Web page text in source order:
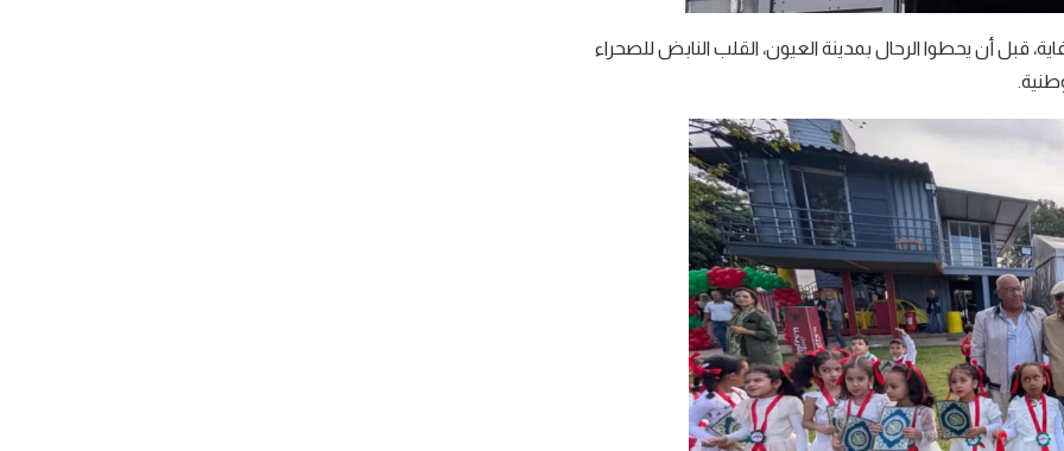
قبل أن يحطوا الرحال بمدينة العيون، القلب النابض للصحراء